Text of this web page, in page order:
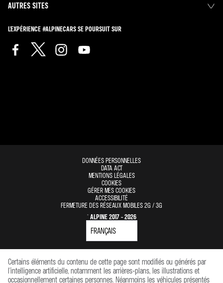
AUTRES SITES
L'EXPÉRIENCE #ALPINECARS SE POURSUIT SUR
DONNÉES PERSONNELLES
DATA ACT
MENTIONS LÉGALES
COOKIES
GÉRER MES COOKIES
ACCESSIBILITÉ
FERMETURE DES RÉSEAUX MOBILES 2G / 3G
© ALPINE 2017 - 2026
Certains éléments du contenu de cette page sont modifiés ou générés par
l'intelligence artificielle, notamment les arrières-plans, les illustrations et
occasionnellement certaines personnes. Néanmoins les véhicules présentés